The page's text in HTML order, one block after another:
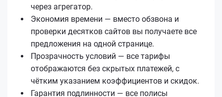
через агрегатор.
Экономия времени — вместо обзвона и
проверки десятков сайтов вы получаете все
предложения на одной странице.
Прозрачность условий — все тарифы
отображаются без скрытых платежей, с
чётким указанием коэффициентов и скидок.
Гарантия подлинности — все полисы